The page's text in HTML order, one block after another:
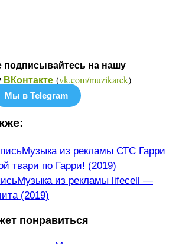
подписывайтесь на нашу
ВКонтакте(vk.com/muzikarek)
Мы в Telegram
Музыка из рекламы СТС Гарри
твари по Гарри! (2019)
Музыка из рекламы lifecell —
(2019)
понравиться